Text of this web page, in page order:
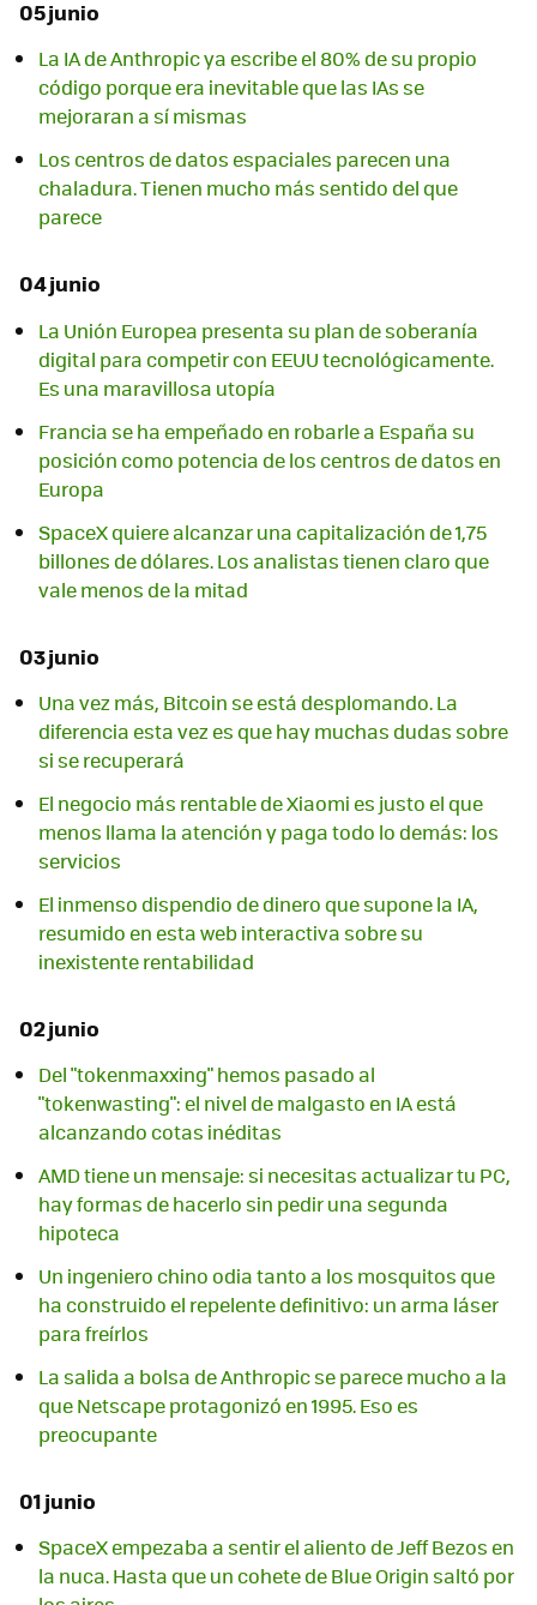
05 junio
La IA de Anthropic ya escribe el 80% de su propio
código porque era inevitable que las IAs se
mejoraran a sí mismas
Los centros de datos espaciales parecen una
chaladura. Tienen mucho más sentido del que
parece
04 junio
La Unión Europea presenta su plan de soberanía
digital para competir con EEUU tecnológicamente.
Es una maravillosa utopía
Francia se ha empeñado en robarle a España su
posición como potencia de los centros de datos en
Europa
SpaceX quiere alcanzar una capitalización de 1,75
billones de dólares. Los analistas tienen claro que
vale menos de la mitad
03 junio
Una vez más, Bitcoin se está desplomando. La
diferencia esta vez es que hay muchas dudas sobre
si se recuperará
El negocio más rentable de Xiaomi es justo el que
menos llama la atención y paga todo lo demás: los
servicios
El inmenso dispendio de dinero que supone la IA,
resumido en esta web interactiva sobre su
inexistente rentabilidad
02 junio
Del "tokenmaxxing" hemos pasado al
"tokenwasting": el nivel de malgasto en IA está
alcanzando cotas inéditas
AMD tiene un mensaje: si necesitas actualizar tu PC,
hay formas de hacerlo sin pedir una segunda
hipoteca
Un ingeniero chino odia tanto a los mosquitos que
ha construido el repelente definitivo: un arma láser
para freírlos
La salida a bolsa de Anthropic se parece mucho a la
que Netscape protagonizó en 1995. Eso es
preocupante
01 junio
SpaceX empezaba a sentir el aliento de Jeff Bezos en
la nuca. Hasta que un cohete de Blue Origin saltó por